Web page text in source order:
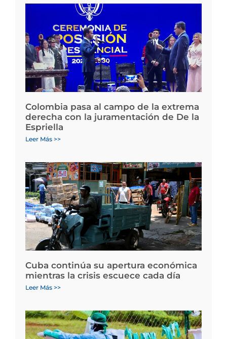
Colombia pasa al campo de la extrema
derecha con la juramentación de De la
Espriella
Leer Más >>
Cuba continúa su apertura económica
mientras la crisis escuece cada día
Leer Más >>